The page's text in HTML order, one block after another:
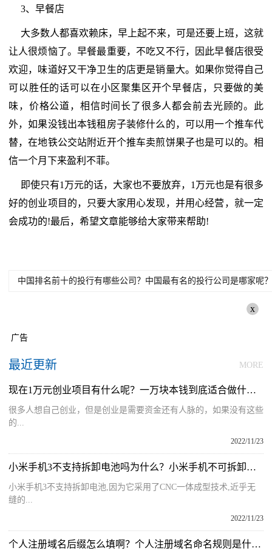
3、早餐店
大多数人都喜欢赖床，早上起不来，可是还要上班，这就
让人很烦恼了。早餐最重要，不吃又不行，因此早餐店很受
欢迎，味道好又干净卫生的店更是销量大。如果你觉得自己
可以胜任的话可以在小区聚集区开个早餐店，只要做的美
味，价格公道，相信时间长了很多人都会前去光顾的。此
外，如果没钱出本钱租房子装修什么的，可以用一个推车代
替，在地铁公交站附近开个推车卖煎饼果子也是可以的。相
信一个月下来盈利不菲。
即使只有1万元的话，大家也不要放弃，1万元也是有很多
好的创业项目的，只要大家用心发现，并用心经营，就一定
会成功的!最后，希望文章能够给大家带来帮助!
中国排名前十的投行有哪些公司？中国最有名的投行公司是哪家呢？
x
广告
最近更新 MORE
现在1万元创业项目有什么呢？一万块本钱到底适合做什么小生意呢？
很多人想自己创业，但是创业是需要资金还有人脉的，如果没有这些
的...
2022/11/23
小米手机3不支持拆卸电池吗为什么？小米手机不可拆卸电池怎么拆？
小米手机3不支持拆卸电池,因为它采用了CNC一体成型技术,近乎无
缝的...
2022/11/23
个人注册域名后缀怎么填啊？个人注册域名命名规则是什么样的呢？